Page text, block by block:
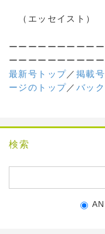
（エッセイスト）
ーーーーーーーーー
ーーーーーーーーー
最新号トップ／ 掲載
ージのトップ／ バッ
検索